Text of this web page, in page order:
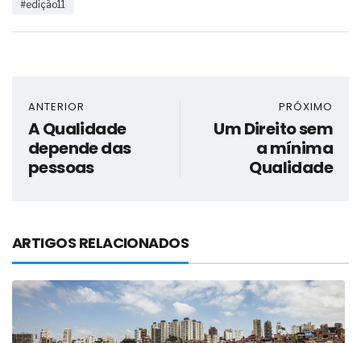
#edição11
ANTERIOR
A Qualidade
depende das
pessoas
PRÓXIMO
Um Direito sem
a mínima
Qualidade
ARTIGOS RELACIONADOS